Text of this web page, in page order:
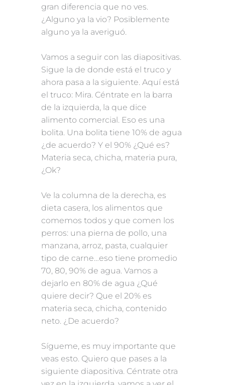
gran diferencia que no ves.
¿Alguno ya la vio? Posiblemente
alguno ya la averiguó.
Vamos a seguir con las diapositivas.
Sigue la de donde está el truco y
ahora pasa a la siguiente. Aquí está
el truco: Mira. Céntrate en la barra
de la izquierda, la que dice
alimento comercial. Eso es una
bolita. Una bolita tiene 10% de agua
¿de acuerdo? Y el 90% ¿Qué es?
Materia seca, chicha, materia pura,
¿Ok?
Ve la columna de la derecha, es
dieta casera, los alimentos que
comemos todos y que comen los
perros: una pierna de pollo, una
manzana, arroz, pasta, cualquier
tipo de carne…eso tiene promedio
70, 80, 90% de agua. Vamos a
dejarlo en 80% de agua ¿Qué
quiere decir? Que el 20% es
materia seca, chicha, contenido
neto. ¿De acuerdo?
Sígueme, es muy importante que
veas esto. Quiero que pases a la
siguiente diapositiva. Céntrate otra